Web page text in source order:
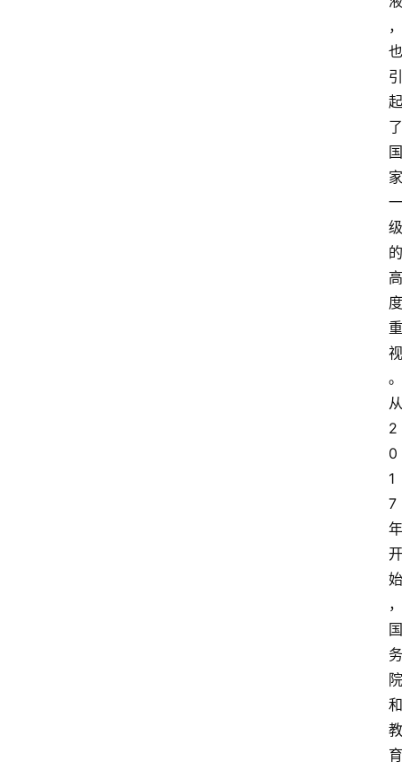
，
也
引
起
了
国
家
一
级
的
高
度
重
视
。
从
2
0
1
7
年
开
始
，
国
务
院
和
教
育